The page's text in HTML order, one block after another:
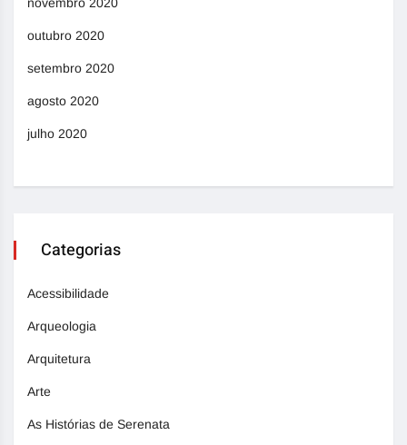
outubro 2020
setembro 2020
agosto 2020
julho 2020
Categorias
Acessibilidade
Arqueologia
Arquitetura
Arte
As Histórias de Serenata